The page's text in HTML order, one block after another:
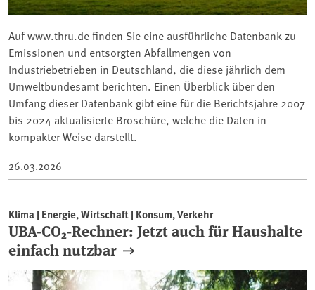
Auf www.thru.de finden Sie eine ausführliche Datenbank zu
Emissionen und entsorgten Abfallmengen von
Industriebetrieben in Deutschland, die diese jährlich dem
Umweltbundesamt berichten. Einen Überblick über den
Umfang dieser Datenbank gibt eine für die Berichtsjahre 2007
bis 2024 aktualisierte Broschüre, welche die Daten in
kompakter Weise darstellt.
26.03.2026
Klima | Energie, Wirtschaft | Konsum, Verkehr
UBA-CO₂-Rechner: Jetzt auch für Haushalte
einfach nutzbar